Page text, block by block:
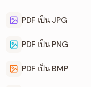
PDF เป็น JPG
PDF เป็น PNG
PDF เป็น BMP